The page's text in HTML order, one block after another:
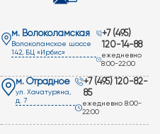
м. Волоколамская
Волоколамское шоссе
142, БЦ «Ирбис»
+7 (495)
120-14-88
ежедневно
8:00-22:00
м. Отрадное
ул. Хачатуряна,
д. 7
+7 (495) 120-82-
85
ежедневно 8:00-
22:00